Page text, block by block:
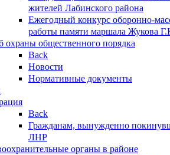
жителей Лабинского района
Ежегодный конкурс оборонно-
работы памяти маршала Жукова
охраны общественного порядка
Back
Новости
Нормативные документы
Back
Гражданам, вынужденно
ЛНР
органы в районе